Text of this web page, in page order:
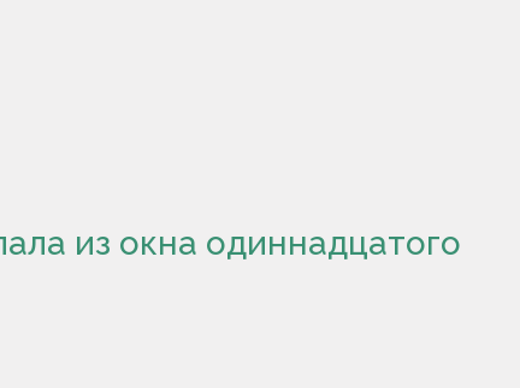
из окна одиннадцатого